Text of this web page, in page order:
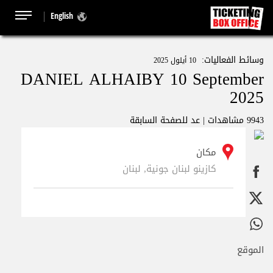
English
وسائط الفعاليات:
DANIEL ALHAIBY 10 September
2025
9943 مشاهدات | عد للصفحة السابقة
مكان
كازينو لبنان جونية, لبنان
الموقع